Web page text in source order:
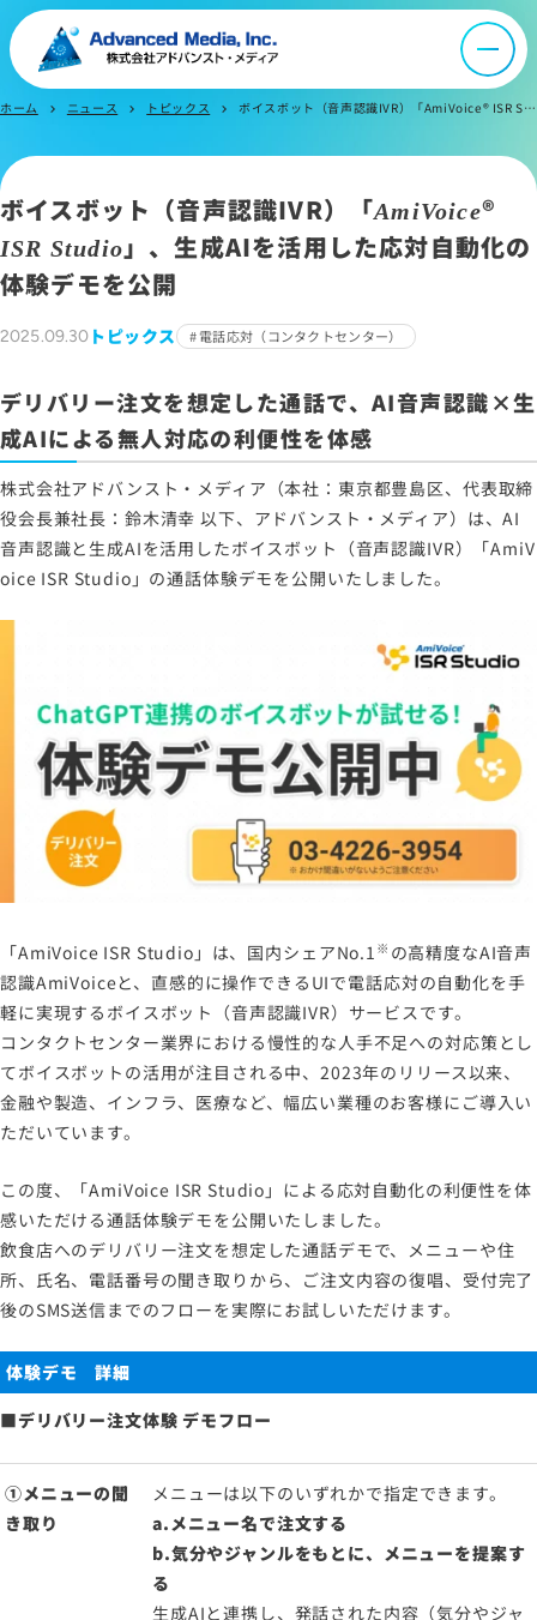
IR情報
よくあるご質問
サイトマップ
ソーシャルメディアポリシー
情報セキュリティポリシー
労働者派遣事業に関わる情報
メールマガジン
ホーム chevron_right ニュース chevron_right トピックス chevron_right ボイスボット（音声認識IVR）「AmiVoice® ISR Studio」、生成AIを活用した応対自動化の体験デモを公開
ボイスボット（音声認識IVR）「AmiVoice®
ISR Studio」、生成AIを活用した応対自動化の
体験デモを公開
2025.09.30 トピックス 電話応対（コンタクトセンター）
デリバリー注文を想定した通話で、AI音声認識×生
成AIによる無人対応の利便性を体感
株式会社アドバンスト・メディア（本社：東京都豊島区、代表取締
役会長兼社長：鈴木清幸 以下、アドバンスト・メディア）は、AI
音声認識と生成AIを活用したボイスボット（音声認識IVR）「AmiV
oice ISR Studio」の通話体験デモを公開いたしました。
「AmiVoice ISR Studio」は、国内シェアNo.1 ※ の高精度なAI音声
認識AmiVoiceと、直感的に操作できるUIで電話応対の自動化を手
軽に実現するボイスボット（音声認識IVR）サービスです。
コンタクトセンター業界における慢性的な人手不足への対応策とし
てボイスボットの活用が注目される中、2023年のリリース以来、
金融や製造、インフラ、医療など、幅広い業種のお客様にご導入い
ただいています。
この度、「AmiVoice ISR Studio」による応対自動化の利便性を体
感いただける通話体験デモを公開いたしました。
飲食店へのデリバリー注文を想定した通話デモで、メニューや住
所、氏名、電話番号の聞き取りから、ご注文内容の復唱、受付完了
後のSMS送信までのフローを実際にお試しいただけます。
体験デモ 詳細
■デリバリー注文体験 デモフロー
①メニューの聞
き取り
メニューは以下のいずれかで指定できます。
a.メニュー名で注文する
b.気分やジャンルをもとに、メニューを提案す
る
生成AIと連携し、発話された内容（気分やジャ